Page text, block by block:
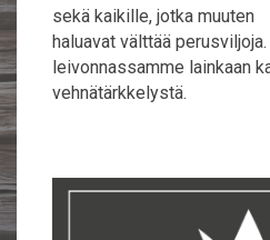
sekä kaikille, jotka muuten
haluavat välttää
leivonnassamme lainkaan
vehnätärkkelystä.